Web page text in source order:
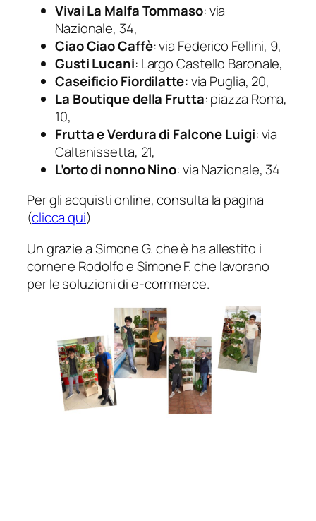
Vivai La Malfa Tommaso: via
Nazionale, 34,
Ciao Ciao Caffè: via Federico Fellini, 9,
Gusti Lucani: Largo Castello Baronale,
Caseificio Fiordilatte:via Puglia, 20,
La Boutique della Frutta: piazza Roma,
10,
Frutta e Verdura di Falcone Luigi: via
Caltanissetta, 21,
L’orto di nonno Nino: via Nazionale, 34
Per gli acquisti online, consulta la pagina
(clicca qui)
Un grazie a Simone G. che è ha allestito i
corner e Rodolfo e Simone F. che lavorano
per le soluzioni di e-commerce.